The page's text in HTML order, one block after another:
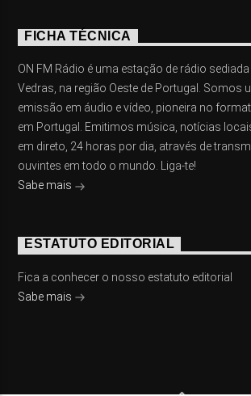
FICHA TÉCNICA
ON FM Rádio é uma estação de rádio
Vedras, na região Oeste de Portugal. Somos
emissão em áudio e vídeo, pioneira no
em Portugal. Emitimos música, notícias
em direto, 24 horas por dia, através de
ouvintes em todo o mundo. Liga-te!
Sabe mais
ESTATUTO EDITORIAL
Fica a conhecer o nosso estatuto editorial
Sabe mais